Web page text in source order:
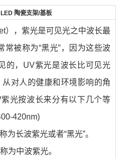
陶瓷支架/基板
），紫光是可见光之中波长最
被称为“黑光”，因为这些波
的，UV紫光是波长比可见光
对人的健康和环境影响的角
光按波长来分有以下几个等
420nm)
为长波紫光或者“黑光”。
为中波紫光。